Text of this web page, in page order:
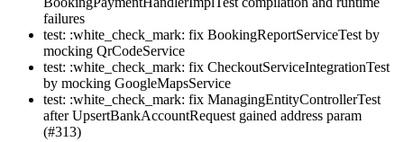
failures
test: :white_check_mark: fix BookingReportServiceTest by
mocking QrCodeService
test: :white_check_mark: fix CheckoutServiceIntegrationTest
by mocking GoogleMapsService
test: :white_check_mark: fix ManagingEntityControllerTest
after UpsertBankAccountRequest gained address param
(#313)